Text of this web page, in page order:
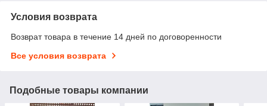
Условия возврата
Возврат товара в течение 14 дней по договоренности
Все условия возврата
Подобные товары компании